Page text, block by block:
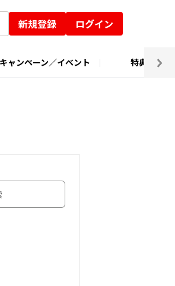
新規登録 ログイン
キャンペーン／イベント 特典交換